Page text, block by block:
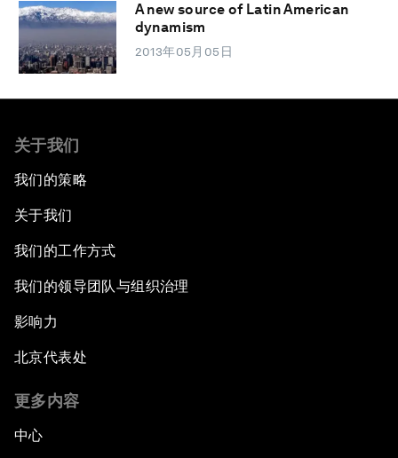
A new source of Latin American
dynamism
2013年05月05日
关于我们
我们的策略
关于我们
我们的工作方式
我们的领导团队与组织治理
影响力
北京代表处
更多内容
中心